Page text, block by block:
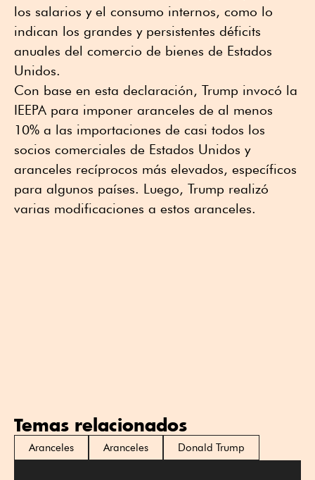
los salarios y el consumo internos, como lo
indican los grandes y persistentes déficits
anuales del comercio de bienes de Estados
Unidos.
Con base en esta declaración, Trump invocó la
IEEPA para imponer aranceles de al menos
10% a las importaciones de casi todos los
socios comerciales de Estados Unidos y
aranceles recíprocos más elevados, específicos
para algunos países. Luego, Trump realizó
varias modificaciones a estos aranceles.
Temas relacionados
Aranceles Aranceles Donald Trump